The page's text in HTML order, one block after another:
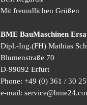
Mit freundlichen Grüßen
BME BauMaschinen
Dipl.-Ing.(FH) Mathias
Blumenstraße 70
D-99092 Erfurt
Phone: +49 (0) 361 / 30
e-mail: